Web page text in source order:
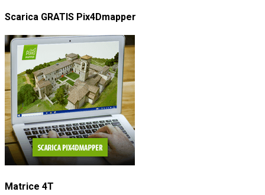
Scarica GRATIS Pix4Dmapper
Matrice 4T